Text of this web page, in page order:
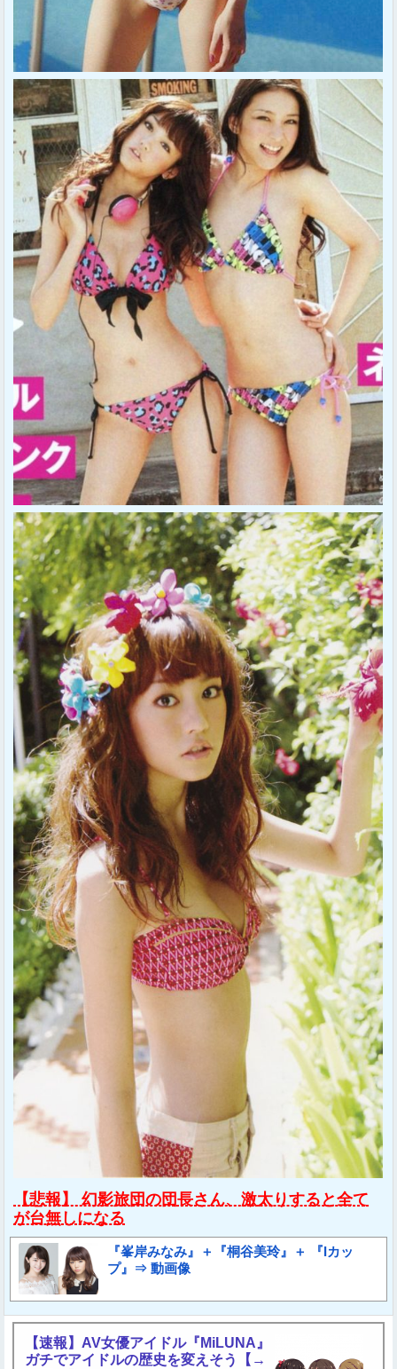
【悲報】 幻影旅団の団長さん、激太りすると全て
が台無しになる
『峯岸みなみ』＋『桐谷美玲』＋ 『Iカッ
プ』⇒ 動画像
【速報】AV女優アイドル『MiLUNA』
ガチでアイドルの歴史を変えそう【→